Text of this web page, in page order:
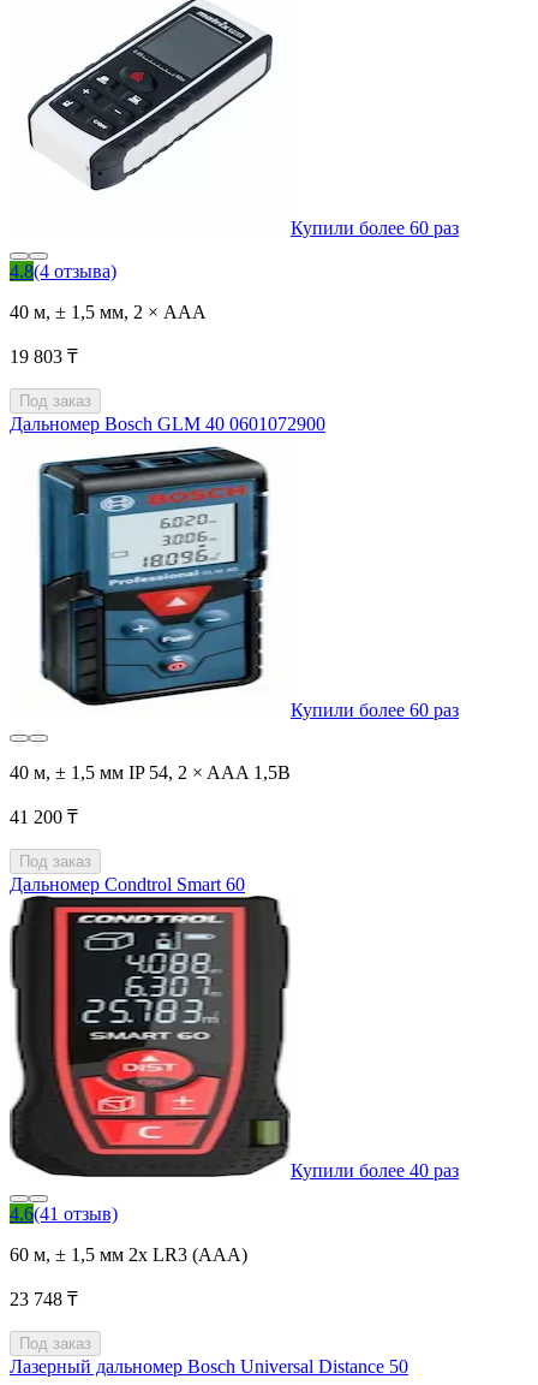
Купили более 60 раз
4.8(4 отзыва)
40 м, ± 1,5 мм, 2 × AAA
19 803 ₸
Под заказ
Дальномер Bosch GLM 40 0601072900
Купили более 60 раз
40 м, ± 1,5 мм IP 54, 2 × AAA 1,5В
41 200 ₸
Под заказ
Дальномер Condtrol Smart 60
Купили более 40 раз
4.6(41 отзыв)
60 м, ± 1,5 мм 2x LR3 (AAA)
23 748 ₸
Под заказ
Лазерный дальномер Bosch Universal Distance 50